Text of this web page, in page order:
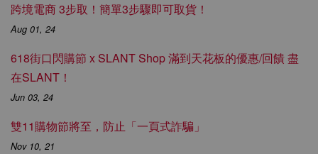
跨境電商 3步取！簡單3步驟即可取貨！
Aug 01, 24
618街口閃購節 x SLANT Shop 滿到天花板的優惠/回饋 盡
在SLANT！
Jun 03, 24
雙11購物節將至，防止「一頁式詐騙」
Nov 10, 21